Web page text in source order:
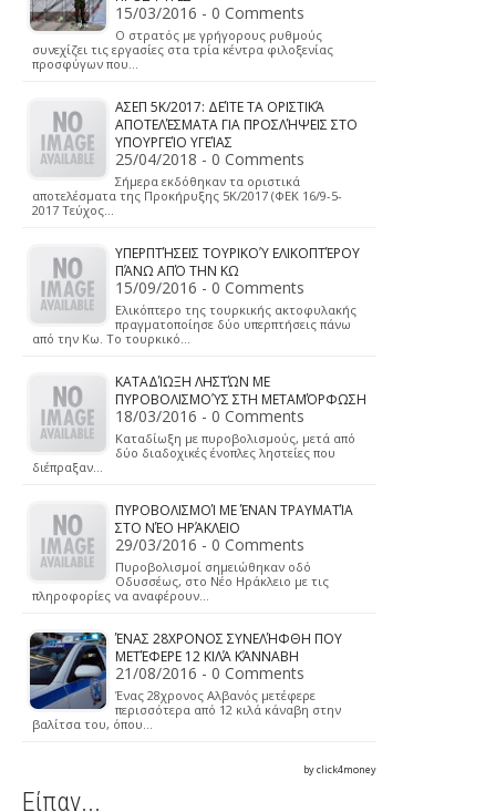
15/03/2016 - 0 Comments
Ο στρατός με γρήγορους ρυθμούς
συνεχίζει τις εργασίες στα τρία κέντρα φιλοξενίας
προσφύγων που…
ΑΣΕΠ 5Κ/2017: ΔΕΊΤΕ ΤΑ ΟΡΙΣΤΙΚΆ
ΑΠΟΤΕΛΈΣΜΑΤΑ ΓΙΑ ΠΡΟΣΛΉΨΕΙΣ ΣΤΟ
ΥΠΟΥΡΓΕΊΟ ΥΓΕΊΑΣ
25/04/2018 - 0 Comments
Σήμερα εκδόθηκαν τα οριστικά
αποτελέσματα της Προκήρυξης 5Κ/2017 (ΦΕΚ 16/9-5-
2017 Τεύχος…
ΥΠΕΡΠΤΉΣΕΙΣ ΤΟΥΡΙΚΟΎ ΕΛΙΚΟΠΤΈΡΟΥ
ΠΆΝΩ ΑΠΌ ΤΗΝ ΚΩ
15/09/2016 - 0 Comments
Ελικόπτερο της τουρκικής ακτοφυλακής
πραγματοποίησε δύο υπερπτήσεις πάνω
από την Κω. Το τουρκικό…
ΚΑΤΑΔΊΩΞΗ ΛΗΣΤΏΝ ΜΕ
ΠΥΡΟΒΟΛΙΣΜΟΎΣ ΣΤΗ ΜΕΤΑΜΌΡΦΩΣΗ
18/03/2016 - 0 Comments
Καταδίωξη με πυροβολισμούς, μετά από
δύο διαδοχικές ένοπλες ληστείες που
διέπραξαν…
ΠΥΡΟΒΟΛΙΣΜΟΊ ΜΕ ΈΝΑΝ ΤΡΑΥΜΑΤΊΑ
ΣΤΟ ΝΈΟ ΗΡΆΚΛΕΙΟ
29/03/2016 - 0 Comments
Πυροβολισμοί σημειώθηκαν οδό
Οδυσσέως, στο Νέο Ηράκλειο με τις
πληροφορίες να αναφέρουν…
ΈΝΑΣ 28ΧΡΟΝΟΣ ΣΥΝΕΛΉΦΘΗ ΠΟΥ
ΜΕΤΈΦΕΡΕ 12 ΚΙΛΆ ΚΆΝΝΑΒΗ
21/08/2016 - 0 Comments
Ένας 28χρονος Αλβανός μετέφερε
περισσότερα από 12 κιλά κάναβη στην
βαλίτσα του, όπου…
by click4money
Είπαν...